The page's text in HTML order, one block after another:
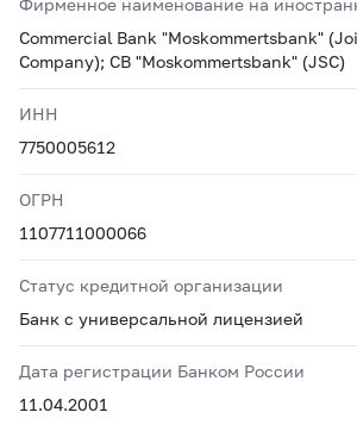
Фирменное наименование на
Commercial Bank "Moskommertsbank"
Company); CB "Moskommertsbank" (JSC)
ИНН
7750005612
ОГРН
1107711000066
Статус кредитной организации
Банк с универсальной лицензией
Дата регистрации Банком России
11.04.2001